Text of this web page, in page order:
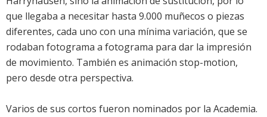
que llegaba a necesitar hasta 9.000 muñecos o piezas
diferentes, cada uno con una mínima variación, que se
rodaban fotograma a fotograma para dar la impresión
de movimiento. También es animación stop-motion,
pero desde otra perspectiva.
Varios de sus cortos fueron nominados por la Academia.